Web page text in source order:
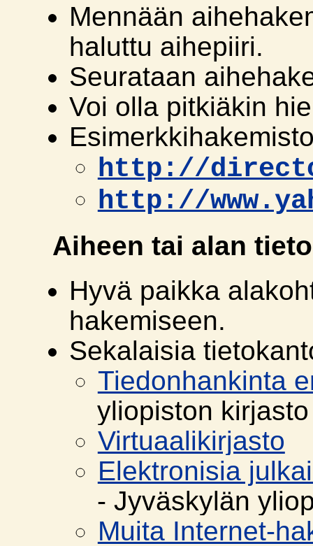
Mennään
haluttu aihepiiri.
Seurataan
Voi olla pitkiäkin
http://
http://
Aiheen tai alan
Hyvä paikka
hakemiseen.
Sekalaisia
Tiedonhankinta
yliopiston kirjasto
Virtuaalikirjasto
Elektronisia
- Jyväskylän
Muita Internet-